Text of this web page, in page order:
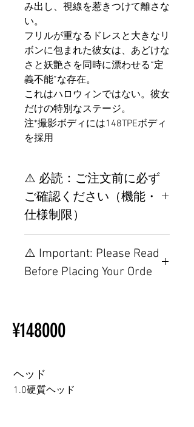
み出し、視線を惹きつけて離さな
い。
フリルが重なるドレスと大きなリ
ボンに包まれた彼女は、あどけな
さと妖艶さを同時に漂わせる“定
義不能”な存在。
これはハロウィンではない。彼女
だけの特別なステージ。
注*撮影ボディには148TPEボディ
を採用
⚠️ 必読：ご注文前に必ず
ご確認ください（機能・
仕様制限）
置制限について
その他の配置はTPEに関連し
ラブドール購入前に知ってお
⚠️ Important: Please Read
Before Placing Your Orde
Ordering
Other configurations are related
following webpage.
Beginner’s Purchase Guide
¥148000
ヘッド
1.0硬質ヘッド